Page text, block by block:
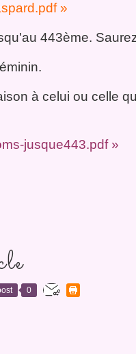
»
443ème.
à celui ou celle
jusque443.pdf »
0